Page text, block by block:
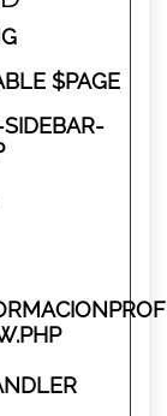
$PAGE